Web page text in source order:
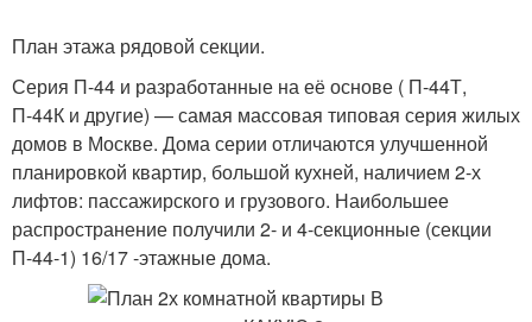
План этажа рядовой секции.
Серия П-44 и разработанные на её основе ( П-44Т,
П-44К и другие) — самая массовая типовая серия жилых
домов в Москве. Дома серии отличаются улучшенной
планировкой квартир, большой кухней, наличием 2-х
лифтов: пассажирского и грузового. Наибольшее
распространение получили 2- и 4-секционные (секции
П-44-1) 16/17 -этажные дома.